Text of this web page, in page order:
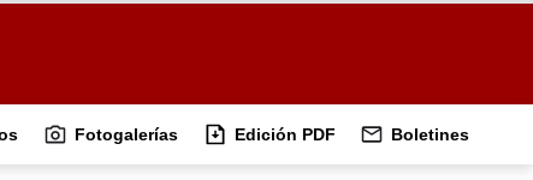
Fotogalerías Edición PDF Boletines